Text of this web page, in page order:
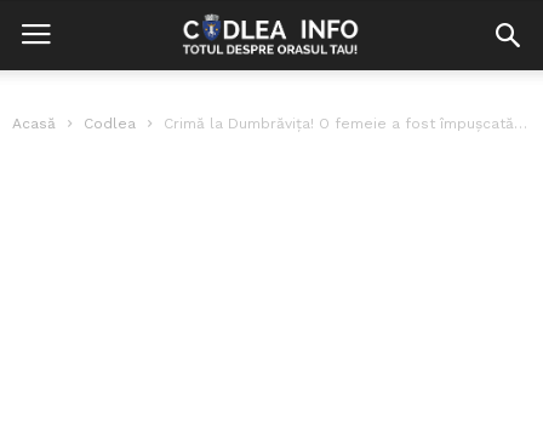
Acasă Codlea Crimă la Dumbrăvița! O femeie a fost împușcată în fața casei